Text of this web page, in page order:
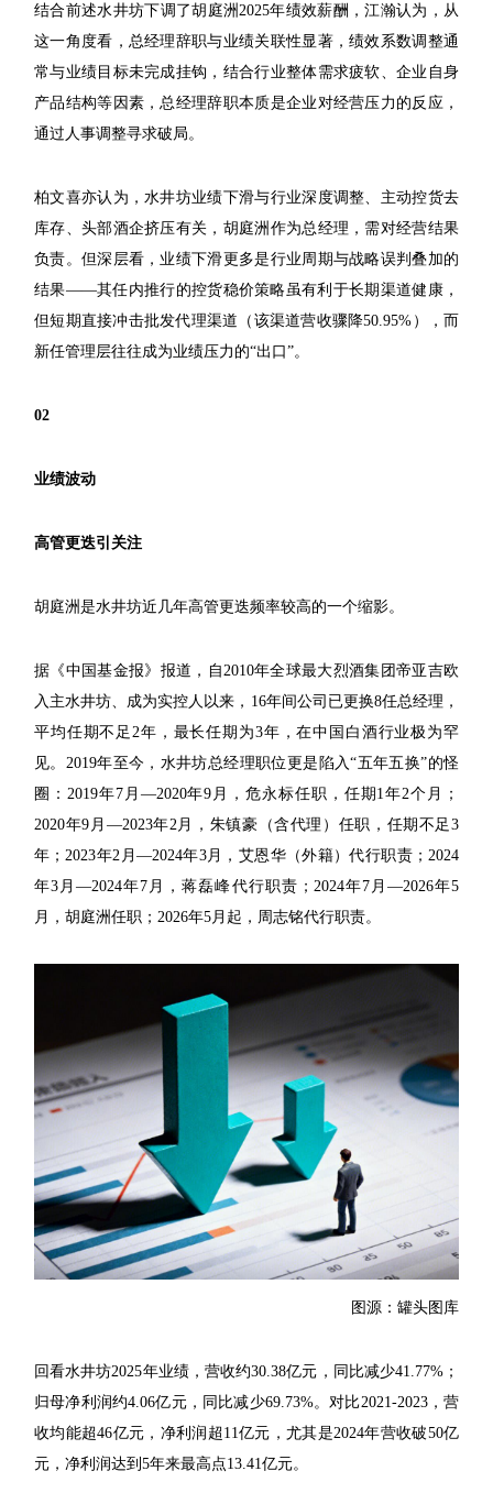
结合前述水井坊下调了胡庭洲2025年绩效薪酬，江瀚认为，从
这一角度看，总经理辞职与业绩关联性显著，绩效系数调整通
常与业绩目标未完成挂钩，结合行业整体需求疲软、企业自身
产品结构等因素，总经理辞职本质是企业对经营压力的反应，
通过人事调整寻求破局。
柏文喜亦认为，水井坊业绩下滑与行业深度调整、主动控货去
库存、头部酒企挤压有关，胡庭洲作为总经理，需对经营结果
负责。但深层看，业绩下滑更多是行业周期与战略误判叠加的
结果——其任内推行的控货稳价策略虽有利于长期渠道健康，
但短期直接冲击批发代理渠道（该渠道营收骤降50.95%），而
新任管理层往往成为业绩压力的“出口”。
02
业绩波动
高管更迭引关注
胡庭洲是水井坊近几年高管更迭频率较高的一个缩影。
据《中国基金报》报道，自2010年全球最大烈酒集团帝亚吉欧
入主水井坊、成为实控人以来，16年间公司已更换8任总经理，
平均任期不足2年，最长任期为3年，在中国白酒行业极为罕
见。2019年至今，水井坊总经理职位更是陷入“五年五换”的怪
圈：2019年7月—2020年9月，危永标任职，任期1年2个月；
2020年9月—2023年2月，朱镇豪（含代理）任职，任期不足3
年；2023年2月—2024年3月，艾恩华（外籍）代行职责；2024
年3月—2024年7月，蒋磊峰代行职责；2024年7月—2026年5
月，胡庭洲任职；2026年5月起，周志铭代行职责。
图源：罐头图库
回看水井坊2025年业绩，营收约30.38亿元，同比减少41.77%；
归母净利润约4.06亿元，同比减少69.73%。对比2021-2023，营
收均能超46亿元，净利润超11亿元，尤其是2024年营收破50亿
元，净利润达到5年来最高点13.41亿元。